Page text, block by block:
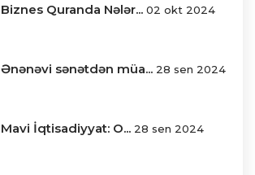
Biznes Quranda Nələr... 02 okt 2024
Ənənəvi sənətdən müa... 28 sen 2024
Mavi İqtisadiyyat: O... 28 sen 2024